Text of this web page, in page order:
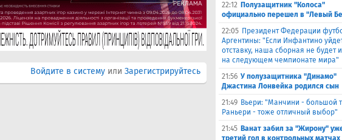
Войдите в систему или Зарегистрируйтесь
22:12 Полузащитник "Колоса"
официально перешел в "Левый
22:05 Президент Федерации
Аргентины: "Если Инфантино
отставку, наша сборная не будет
на следующем чемпионате мира"
21:56 У полузащитника "Динамо"
Джастина Лонвейка родился сын
21:49 Вьери: "Манчини - большой
Раньери - тоже отличный выбор"
21:45 Ванат забил за "Жирону"
третий гол в контрольных